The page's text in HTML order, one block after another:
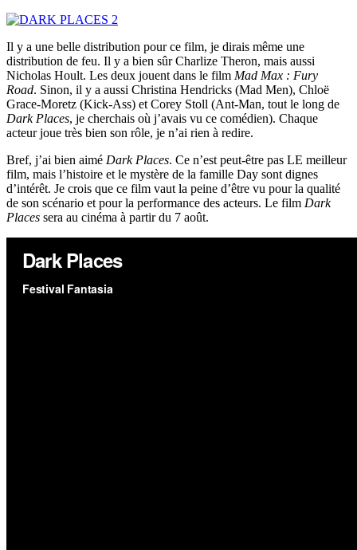
Il y a une belle distribution pour ce film, je dirais même une
distribution de feu. Il y a bien sûr Charlize Theron, mais aussi
Nicholas Hoult. Les deux jouent dans le film Mad Max : Fury
Road. Sinon, il y a aussi Christina Hendricks (Mad Men), Chloë
Grace-Moretz (Kick-Ass) et Corey Stoll (Ant-Man, tout le long de
Dark Places, je cherchais où j’avais vu ce comédien). Chaque
acteur joue très bien son rôle, je n’ai rien à redire.
Bref, j’ai bien aimé Dark Places. Ce n’est peut-être pas LE meilleur
film, mais l’histoire et le mystère de la famille Day sont dignes
d’intérêt. Je crois que ce film vaut la peine d’être vu pour la qualité
de son scénario et pour la performance des acteurs. Le film Dark
Places sera au cinéma à partir du 7 août.